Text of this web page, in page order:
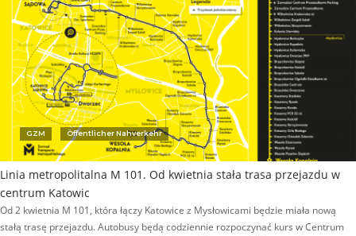
GZM Öffentlicher Nahverkehr
Linia metropolitalna M 101. Od kwietnia stała trasa przejazdu w
centrum Katowic
Od 2 kwietnia M 101, która łączy Katowice z Mysłowicami będzie miała nową
stałą trasę przejazdu. Autobusy będą codziennie rozpoczynać kurs w Centrum